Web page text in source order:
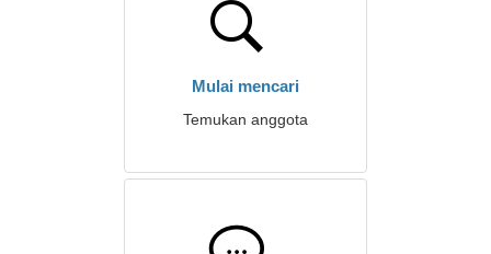
Mulai mencari
Temukan anggota